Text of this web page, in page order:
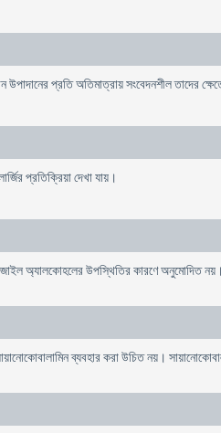
প্রতি অতিমাত্রায় সংবেদনশীল তাদের
প্রতিক্রিয়া দেখা যায়।
অ্যালকোহলের উপস্থিতির কারণে অনুমোদিত নয়।
ব্যবহার করা উচিত নয়।